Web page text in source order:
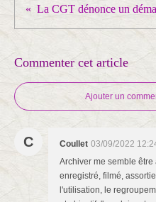
Commenter cet article
Ajouter un
C Coullet 03/09/2022
Archiver me semble
enregistré, filmé,
l'utilisation, le